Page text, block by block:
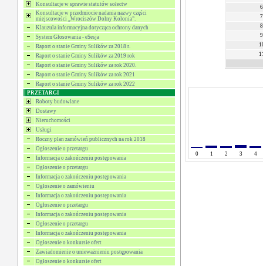
Konsultacje w sprawie statutów sołectw
Konsultacje w przedmiocie nadania nazwy części
miejscowości „Wrociszów Dolny Kolonia”.
Klauzula informacyjna dotycząca ochrony danych
System Głosowania - eSesja
Raport o stanie Gminy Sulików za 2018 r.
Raport o stanie Gminy Sulików za 2019 rok
Raport o stanie Gminy Sulików za rok 2020.
Raport o stanie Gminy Sulików za rok 2021
Raport o stanie Gminy Sulików za rok 2022
PRZETARGI
Roboty budowlane
Dostawy
Nieruchomości
Usługi
Roczny plan zamówień publicznych na rok 2018
Ogłoszenie o przetargu
Informacja o zakończeniu postępowania
Ogłoszenie o przetargu
Informacja o zakończeniu postępowania
Ogłoszenie o zamówieniu
Informacja o zakończeniu postępowania
Ogłoszenie o przetargu
Informacja o zakończeniu postępowania
Ogłoszenie o przetargu
Informacja o zakończeniu postępowania
Ogłoszenie o konkursie ofert
Zawiadomienie o unieważnieniu postępowania
Ogłoszenie o konkursie ofert
6
7
8
9
0 1 2 3 4